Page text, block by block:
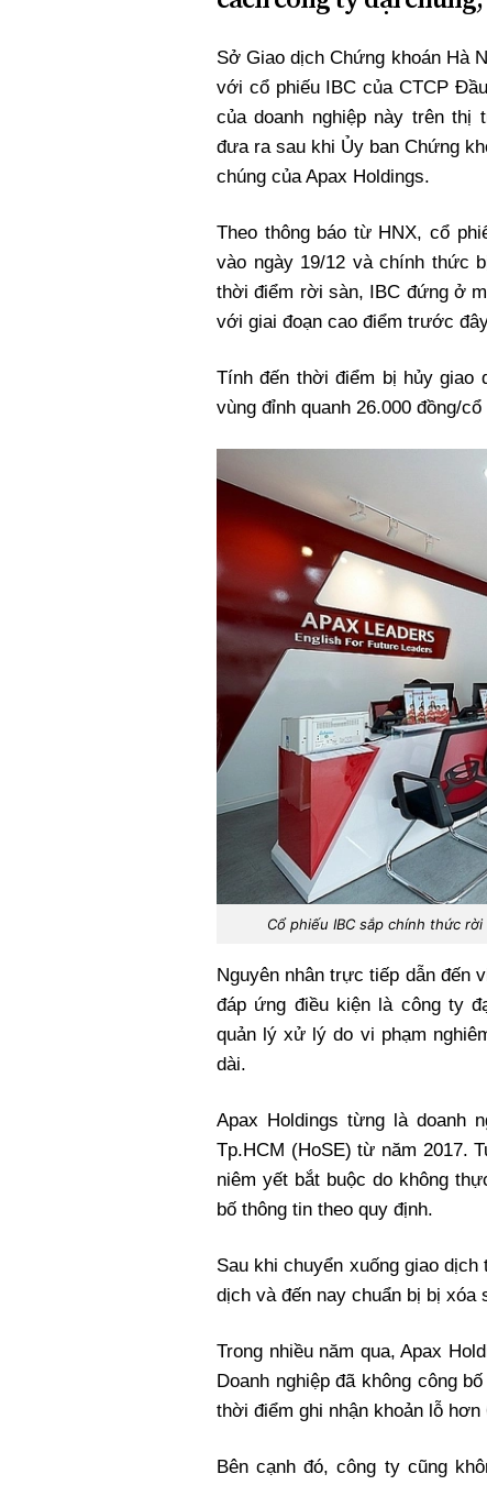
Xi nhan Trái Phải
Sở Giao dịch Chứng khoán Hà
với cổ phiếu IBC của CTCP
của doanh nghiệp này trên thị
đưa ra sau khi Ủy ban Chứng
chúng của Apax Holdings.
Theo thông báo từ HNX, cổ
vào ngày 19/12 và chính thức
thời điểm rời sàn, IBC đứng ở
với giai đoạn cao điểm trước
Tính đến thời điểm bị hủy giao
vùng đỉnh quanh 26.000 đồng/
Cổ phiếu IBC sắp chính thức
Nguyên nhân trực tiếp dẫn đến
đáp ứng điều kiện là công ty
quản lý xử lý do vi phạm
dài.
Apax Holdings từng là doanh
Tp.HCM (HoSE) từ năm 2017.
niêm yết bắt buộc do không
bố thông tin theo quy định.
Sau khi chuyển xuống giao
dịch và đến nay chuẩn bị bị xóa
Trong nhiều năm qua, Apax
Doanh nghiệp đã không công
thời điểm ghi nhận khoản lỗ hơn
Bên cạnh đó, công ty cũng